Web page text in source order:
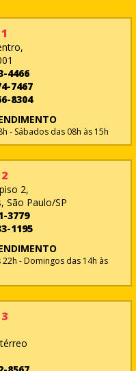
4466
7467
8304
- Sábados das 08h às 15h
2,
São Paulo/SP
3779
1195
- Domingos das 14h às